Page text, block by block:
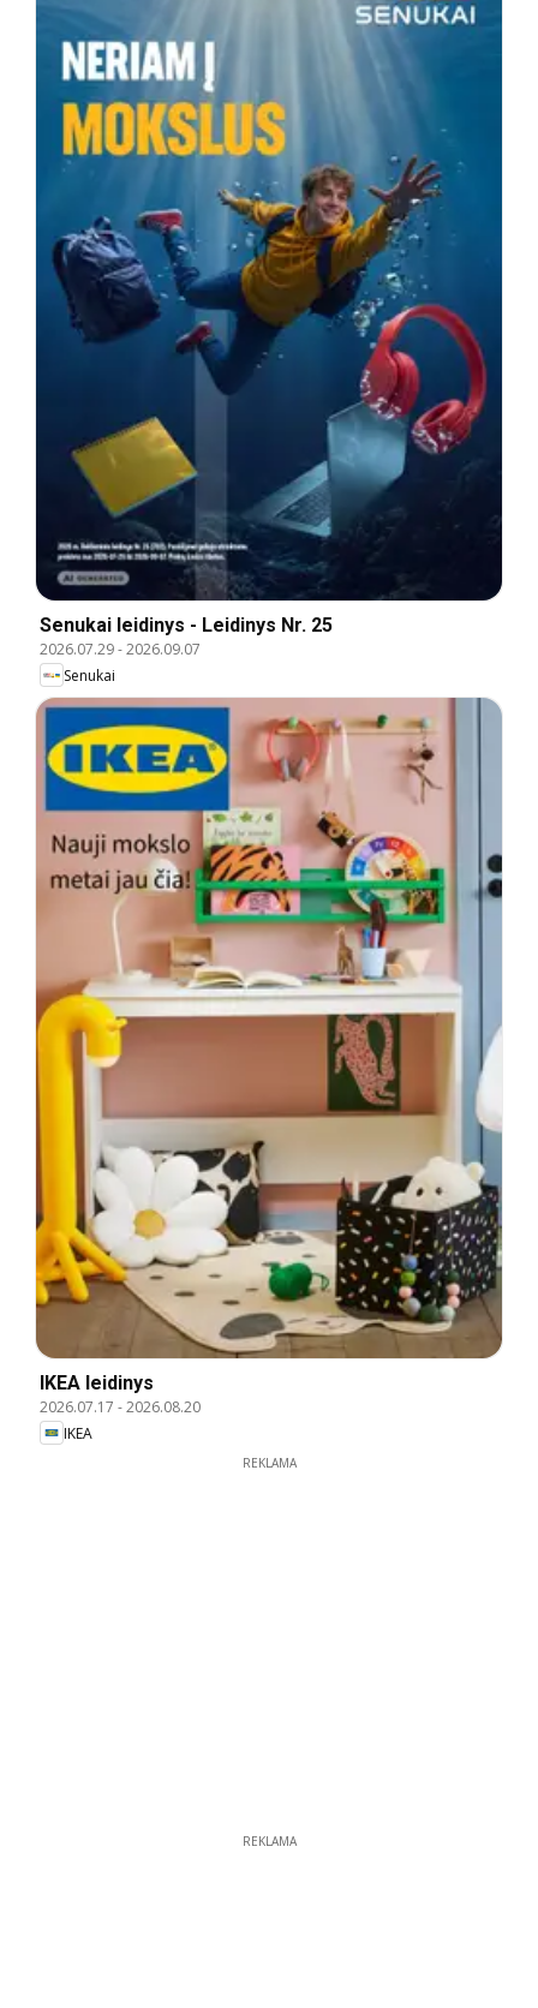
Senukai leidinys - Leidinys Nr. 25
2026.07.29-2026.09.07
Senukai
IKEA leidinys
2026.07.17 -2026.08.20
IKEA
REKLAMA
REKLAMA